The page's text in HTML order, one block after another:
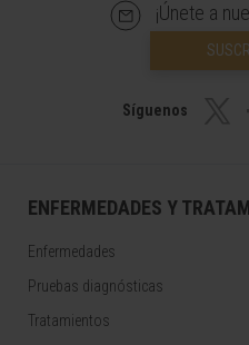
¡Únete a
Síguenos
ENFERMEDADES Y
Enfermedades
Pruebas diagnósticas
Tratamientos